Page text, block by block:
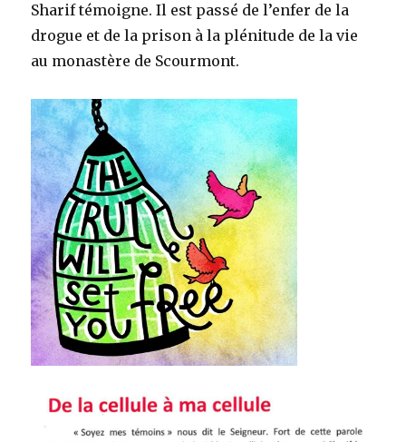
Sharif témoigne. Il est passé de l’enfer de la
drogue et de la prison à la plénitude de la vie
au monastère de Scourmont.